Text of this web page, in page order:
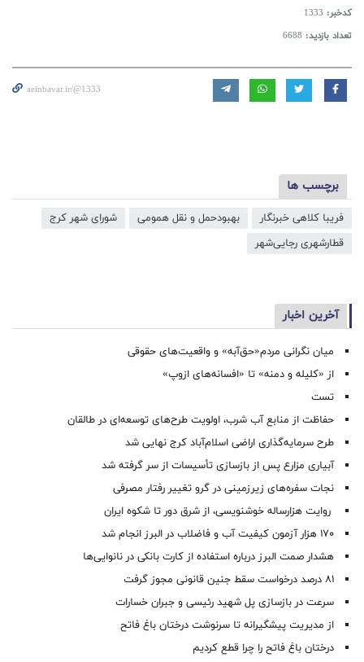
کدخبر: 1333
تعداد بازدید: 6688
aeinbavar.ir/@1333
برچسب ها
فریبا کلاهی خبرنگار بهبودحمل و نقل همومی
شورای شهر کرج
قطارشهری رجایی‌شهر
آخرین اخبار
میان نگرانی مردم«حق‌آبه» و واقعیت‌های حقوقی
از «کلیله و دمنه» تا «افسانه‌های ازوپ»
تست
حفاظت از منابع آب شرب، اولویت طرح‌های توسعه‌ای در طالقان
طرح سرمایه‌گذاری اراضی اسلام‌آباد کرج نهایی شد
آبیاری مزارع پس از بازسازی تأسیسات از سر گرفته شد
نجات سفره‌های زیرزمینی در گرو تغییر رفتار مصرفی
روایت هزارساله خوشنویسی، از شرق دور تا شکوه ایران
۱۷۰ هزار آزمون کیفیت آب و فاضلاب در البرز انجام شد
هشدار صمت البرز درباره استفاده از کارت بانکی در نانوایی‌ها
۸۱ درصد درخواست‌ سقط جنین قانونی مجوز گرفت
سرعت در بازسازی پل شهید رئیسی و جبران خسارات
از مدیریت پیشگیرانه تا سرنوشت درختان باغ فاتح
درختان باغ فاتح را چرا قطع کردیم